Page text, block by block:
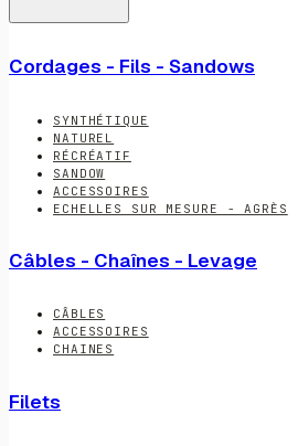
Cordages - Fils - Sandows
SYNTHÉTIQUE
NATUREL
RÉCRÉATIF
SANDOW
ACCESSOIRES
ECHELLES SUR MESURE - AGRÈS
Câbles - Chaînes - Levage
CÂBLES
ACCESSOIRES
CHAINES
Filets